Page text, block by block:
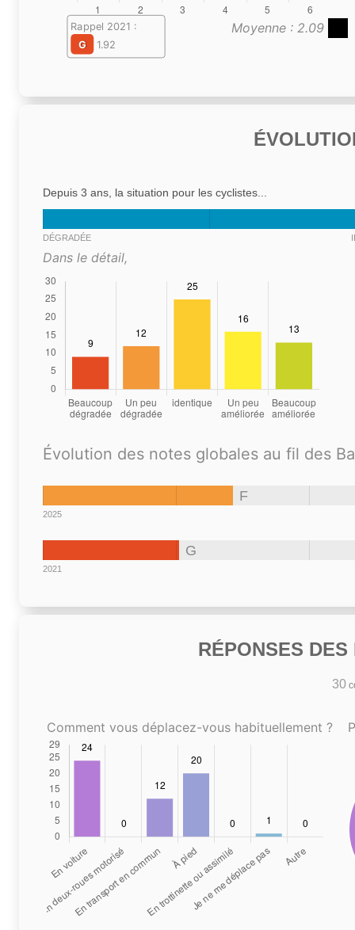
Moyenne : 2.09
Rappel 2021 :
G
1.92
Depuis 3 ans, la situation pour les cyclistes...
DÉGRADÉE
Dans le détail,
Évolution des notes globales au fil des
F
2025
G
2021
RÉPONSES
30
Comment vous déplacez-vous habituellement ?